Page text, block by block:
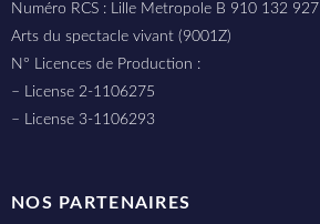
Numéro RCS : Lille Metropole B 910 132 927
Arts du spectacle vivant (9001Z)
N° Licences de Production :
– License 2-1106275
– License 3-1106293
NOS PARTENAIRES